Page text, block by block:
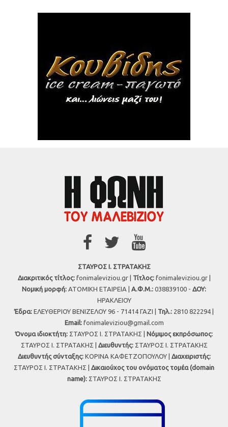
ΣΤΑΥΡΟΣ Ι. ΣΤΡΑΤΑΚΗΣ
Διακριτικός τίτλος:fonimaleviziou.gr | Τίτλος:fonimaleviziou.gr |
Νομική μορφή: ΑΤΟΜΙΚΗ ΕΤΑΙΡΕΙΑ | Α.Φ.Μ.: 038839100 - ΔΟΥ:
ΗΡΑΚΛΕΙΟΥ
Έδρα: ΕΛΕΥΘΕΡΙΟΥ ΒΕΝΙΖΕΛΟΥ 96 - 71414 ΓΑΖΙ | Τηλ.: 2810 822294 |
Εmail: fonimaleviziou@gmail.com
Όνομα ιδιοκτήτη: ΣΤΑΥΡΟΣ Ι. ΣΤΡΑΤΑΚΗΣ | Νόμιμος εκπρόσωπος:
ΣΤΑΥΡΟΣ Ι. ΣΤΡΑΤΑΚΗΣ | Διευθυντής:ΣΤΑΥΡΟΣ Ι. ΣΤΡΑΤΑΚΗΣ
Διευθυντής σύνταξης:ΚΟΡΙΝΑ ΚΑΦΕΤΖΟΠΟΥΛΟΥ | Διαχειριστής:
ΣΤΑΥΡΟΣ Ι. ΣΤΡΑΤΑΚΗΣ | Δικαιούχος του ονόματος τομέα (domain
name):ΣΤΑΥΡΟΣ Ι. ΣΤΡΑΤΑΚΗΣ